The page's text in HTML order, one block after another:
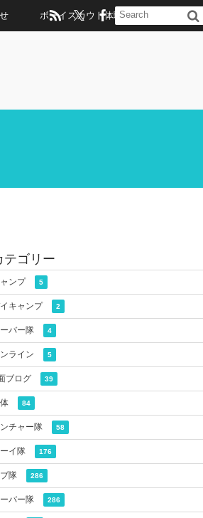
ボーイスカウト体験のお問い合わせ
テゴリー
ンプ 5
キャンプ 2
バー隊 4
ライン 5
ブログ 39
84
チャー隊 58
イ隊 176
隊 286
バー隊 286